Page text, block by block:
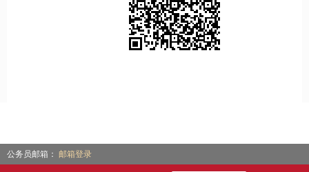
公务员邮箱： 邮箱登录